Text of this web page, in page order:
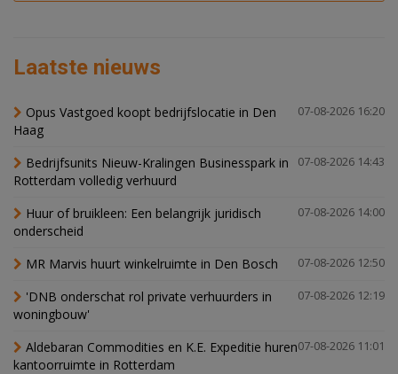
Laatste nieuws
07-08-2026 16:20
Opus Vastgoed koopt bedrijfslocatie in Den
Haag
07-08-2026 14:43
Bedrijfsunits Nieuw-Kralingen Businesspark in
Rotterdam volledig verhuurd
07-08-2026 14:00
Huur of bruikleen: Een belangrijk juridisch
onderscheid
07-08-2026 12:50
MR Marvis huurt winkelruimte in Den Bosch
07-08-2026 12:19
'DNB onderschat rol private verhuurders in
woningbouw'
07-08-2026 11:01
Aldebaran Commodities en K.E. Expeditie huren
kantoorruimte in Rotterdam